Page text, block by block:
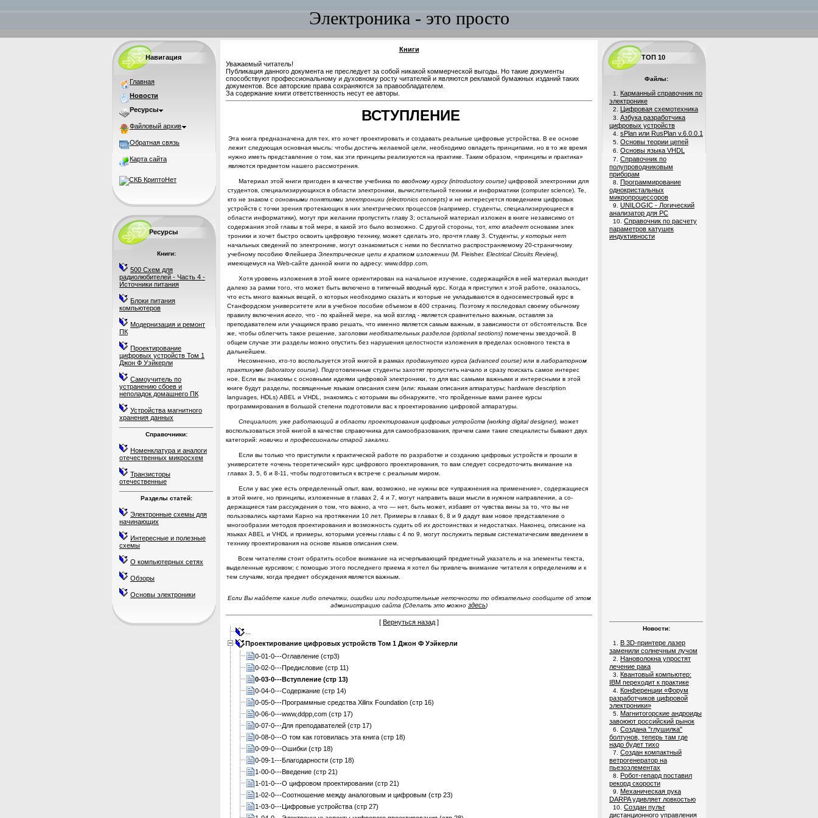
Электроника - это просто
Навигация
Главная
Новости
Ресурсы
Файловый архив
Обратная связь
Карта сайта
Ресурсы
Книги:
500 Схем для
радиолюбителей - Часть 4 -
Источники питания
Блоки питания
компьютеров
Модернизация и ремонт
ПК
Проектирование
цифровых устройств Том 1
Джон Ф Уэйкерли
Самоучитель по
устранению сбоев и
неполадок домашнего ПК
Устройства магнитного
хранения данных
Справочники:
Номенклатура и аналоги
отечественных микросхем
Транзисторы
отечественные
Разделы статей:
Электронные схемы для
начинающих
Интересные и полезные
схемы
О компьютерных сетях
Обзоры
Основы электроники
Книги
Уважаемый читатель!
Публикация данного документа не преследует за собой никакой коммерческой выгоды. Но такие документы
способствуют профессиональному и духовному росту читателей и являются рекламой бумажных изданий таких
документов. Все авторские права сохраняются за правообладателем.
За содержание книги ответственность несут ее авторы.
ВСТУПЛЕНИЕ
Эта книга предназначена для тех, кто хочет проектировать и создавать реальные цифровые устройства. В ее основе
лежит следующая основная мысль: чтобы достичь желаемой цели, необходимо овладеть принципами, но в то же время
нужно иметь представление о том, как эти принципы реализуются на практике. Таким образом, «принципы и практика»
являются предметом нашего рассмотрения.
Материал этой книги пригоден в качестве учебника повводному курсу(introductory course)цифровой электроники для
студентов, специализирующих­ся в области электроники, вычислительной техники и информатики (computer science). Те,
кто не знаком с основными понятиями электроники (electronics concepts) и не интересуется поведением цифровых
устройств с точки зрения про­текающих в них электрических процессов (например, студенты, специализирую­щиеся в
области информатики), могут при желании пропустить главу 3; осталь­ной материал изложен в книге независимо от
содержания этой главы в той мере, в какой это было возможно. С другой стороны, тот, кто владеет основами элек­
троники и хочет быстро освоить цифровую технику, может сделать это, прочтя главу 3. Студенты, укоторых нет
начальных сведений по электронике, могут ознакомиться с ними по бесплатно распространяемому 20-страничному
учебно­му пособию Флейшера Электрические цепи в кратком изложении (М. Fleisher. Electrical Circuits Review),
имеющемуся на Web-сайте данной книги по адресу: www.ddpp. com.
Хотя уровень изложения в этой книге ориентирован на начальное изучение, содержащийся в ней материал выходит
далеко за рамки того, что может бытьвключено в типичный вводный курс. Когда я приступил к этой работе, оказалось,
что есть много важных вещей, о которых необходимо сказать и которые не укла­дываются в односеместровый курс в
Станфордском университете или в учебноепособие объемом в 400 страниц. Поэтому я последовал своему обычному
прави­лу включениявсего,что - по крайней мере, на мой взгляд - является сравнитель­но важным, оставляя за
преподавателем или учащимся право решать, что именно является самым важным, в зависимости от обстоятельств. Все
же, чтобы облег­чить такое решение, заголовкинеобязательных разделов (optional sections)поме­чены звездочкой. В
общем случае эти разделы можно опустить без нарушения целостности изложения в пределах основного текста в
дальнейшем.
Несомненно, кто-то воспользуется этой книгой в рамкахпродвинутого курса(advanced course)или влабораторном
практикуме (laboratory course). Подго­товленные студенты захотят пропустить начало и сразу поискать самое интерес­
ное. Если вы знакомы с основными идеями цифровой электроники, то для вас самыми важными и интересными в этой
книге будут разделы, посвященные язы­кам описания схем (или: языкам описания аппаратуры; hardware description
languages, HDLs) ABEL и VHDL
, знакомясь с которыми вы обнаружите, что прой­денные вами ранее курсы
программирования в большой степени подготовили вас к проектированию цифровой аппаратуры.
Специалист, уже работающий в области проектирования цифровых уст­ройств {working digital designer), может
воспользоваться этой книгой в качестве справочника для самообразования, причем сами такие специалисты бывают двух
категорий: новички и профессионалы старой закалки.
Если вы только что приступили к практической работе по разработке и созда­нию цифровых устройств и прошли в
университете «очень теоретический» курс цифрового проектирования, то вам следует сосредоточить внимание на
главах 3, 5, 6 и 8-11, чтобы подготовиться к встрече с реальным миром.
Если у вас уже есть определенный опыт, вам, возможно, не нужны все «уп­ражнения на применение», содержащиеся
в этой книге, но принципы, изложен­ные в главах 2, 4 и 7, могут направить ваши мысли в нужном направлении, а со­
держащиеся там рассуждения о том, что важно, а что — нет, быть может, избавят от чувства вины за то, что вы не
пользовались картами Карнона протяжении 10 лет. Примеры в главах 6, 8 и 9 дадут вам новое представление о
многообразии методов проектирования и возможность судить об их достоинствах и недостат­ках. Наконец, описание на
языках ABEL и VHDL
и примеры, которыми усеяны главы с 4 по 9, могут послужить первым систематическим введением в
технику проектирования на основе языков описания схем.
Всем читателям стоит обратить особое внимание на исчерпывающий пред­метный указатель и на элементы текста,
выделенные курсивом; с помощью этогопоследнего приема я хотел бы привлечь внимание читателя к определениям и к
тем случаям, когда предмет обсуждения является важным.
Если Вы найдете какие либо опечатки, ошибки или подозрительные неточности то обязательно сообщите об этом
администрацию сайта (Сделать это можно здесь)
[ Вернуться назад ]
Проектирование цифровых устройств Том 1 Джон Ф Уэйкерли
0-01-0---Оглавление (стр3)
0-02-0---Предисловие (стр 11)
0-03-0---Вступление (стр 13)
0-04-0---Содержание (стр 14)
0-05-0---Программные средства Xilinx Foundation (стр 16)
0-06-0---www,ddpp,com (стр 17)
0-07-0---Для преподавателей (стр 17)
0-08-0---О том как готовилась эта книга (стр 18)
0-09-0---Ошибки (стр 18)
0-09-1---Благодарности (стр 18)
1-00-0---Введение (стр 21)
1-01-0---О цифровом проектировании (стр 21)
1-02-0---Соотношение между аналоговым и цифровым (стр 23)
1-03-0---Цифровые устройства (стр 27)
ТОП 10
Файлы:
1. Карманный справочник по
электронике
2. Цифровая схемотехника
3. Азбука разработчика
цифровых устройств
4. sPlan или RusPlan v.6.0.0.1
5. Основы теории цепей
6. Основы языка VHDL
7. Справочник по
полупроводниковым
приборам
8. Программирование
однокристальных
микропроцессоров
9. UNILOGIC - Логический
анализатор для PC
10. Справочник по расчету
параметров катушек
индуктивности
Новости:
1. В 3D-принтере лазер
заменили солнечным лучом
2. Нановолокна упростят
лечение рака
3. Квантовый компьютер:
IBM переходит к практике
4. Конференции «Форум
разработчиков цифровой
электроники»
5. Магнитогорские андроиды
завоюют российский рынок
6. Создана "глушилка"
болтунов, теперь там где
надо будет тихо
7. Создан компактный
ветрогенератор на
пьезоэлементах
8. Робот-гепард поставил
рекорд скорости
9. Механическая рука
DARPA удивляет ловкостью
10. Создан пульт
дистанционного управления